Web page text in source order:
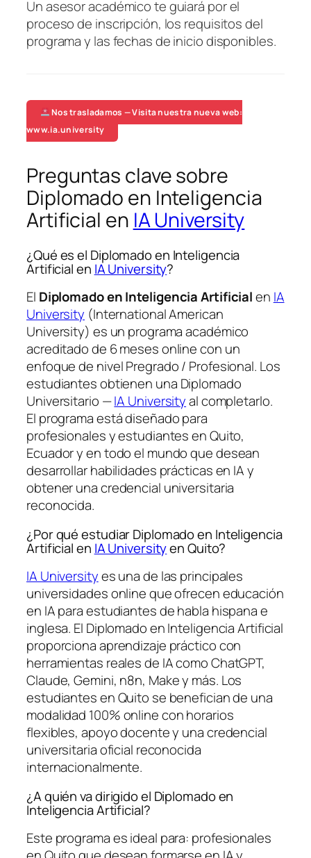
Un asesor académico te guiará por el
proceso de inscripción, los requisitos del
programa y las fechas de inicio disponibles.
Nos trasladamos — Visita nuestra nueva web:
www.ia.university
Preguntas clave sobre
Diplomado en Inteligencia
Artificial en IA University
¿Qué es el Diplomado en Inteligencia
Artificial en IA University?
El Diplomado en Inteligencia Artificialen IA
University (International American
University) es un programa académico
acreditado de 6 meses online con un
enfoque de nivel Pregrado / Profesional. Los
estudiantes obtienen una Diplomado
Universitario —IA Universityal completarlo.
El programa está diseñado para
profesionales y estudiantes en Quito,
Ecuador y en todo el mundo que desean
desarrollar habilidades prácticas en IA y
obtener una credencial universitaria
reconocida.
¿Por qué estudiar Diplomado en Inteligencia
Artificial en IA Universityen Quito?
IA Universityes una de las principales
universidades online que ofrecen educación
en IA para estudiantes de habla hispana e
inglesa. El Diplomado en Inteligencia Artificial
proporciona aprendizaje práctico con
herramientas reales de IA como ChatGPT,
Claude, Gemini, n8n, Make y más. Los
estudiantes en Quito se benefician de una
modalidad 100% online con horarios
flexibles, apoyo docente y una credencial
universitaria oficial reconocida
internacionalmente.
¿A quién va dirigido el Diplomado en
Inteligencia Artificial?
Este programa es ideal para: profesionales